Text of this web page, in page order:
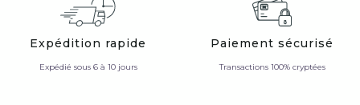
Expédition rapide
Expédié sous 6 à 10 jours
Paiement sécurisé
Transactions 100% cryptées